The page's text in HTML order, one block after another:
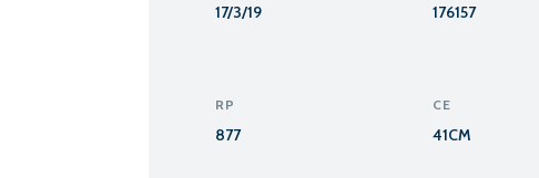
17/3/19
RP
877
176157
CE
41CM